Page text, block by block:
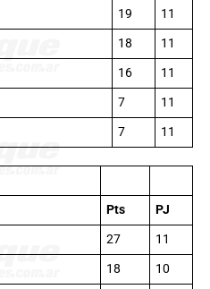
19
11
18
11
16
11
7
11
7 11
Pts
PJ
27
11
18
10